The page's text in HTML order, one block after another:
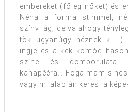
embereket (főleg nőket) és
Néha a forma stimmel,
színvilág, de valahogy
tök ugyanúgy néznek ki. :)
ingje és a kék komód
színe és
kanapééra… Fogalmam
vagy mi alapján keresi a